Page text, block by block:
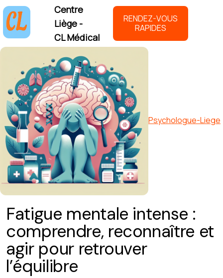
Centre
Liège -
CL Médical
RENDEZ-VOUS
RAPIDES
Psychologue-Liege
Fatigue mentale intense :
comprendre, reconnaître et
agir pour retrouver
l’équilibre